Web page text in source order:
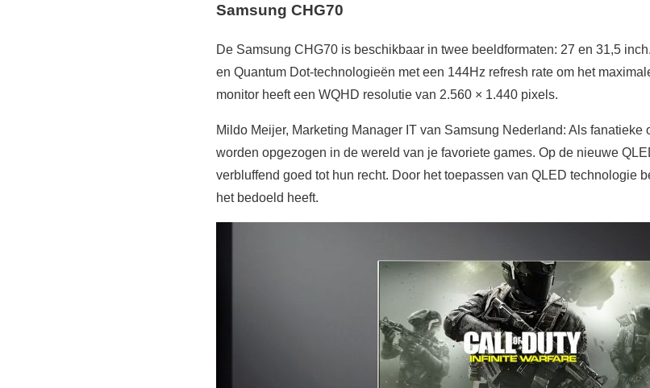
Samsung CHG70
De Samsung CHG70 is beschikbaar in twee beeldformaten: 27 en 31,5
en Quantum Dot-technologieën met een 144Hz refresh rate om het
monitor heeft een WQHD resolutie van 2.560 × 1.440 pixels.
Mildo Meijer, Marketing Manager IT van Samsung Nederland: Als
worden opgezogen in de wereld van je favoriete games. Op de nieuwe
verbluffend goed tot hun recht. Door het toepassen van QLED technologie
het bedoeld heeft.